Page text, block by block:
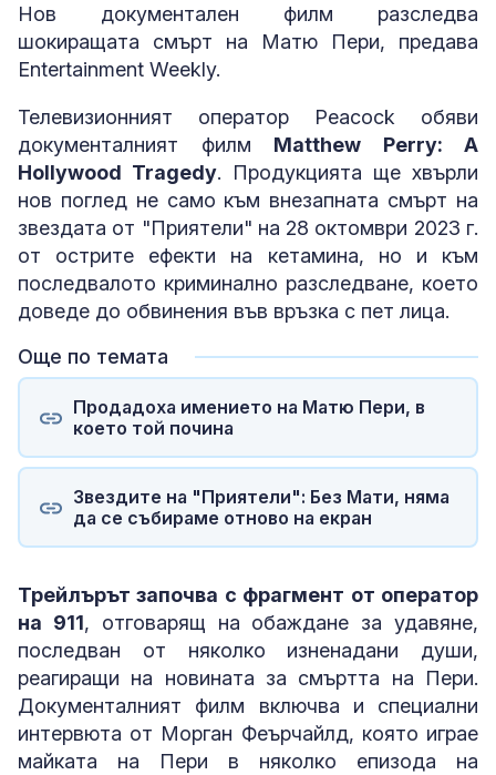
Нов документален филм разследва
шокиращата смърт на Матю Пери, предава
Entertainment Weekly.
Телевизионният оператор Peacock обяви
документалният филм Matthew Perry: A
Hollywood Tragedy. Продукцията ще хвърли
нов поглед не само към внезапната смърт на
звездата от "Приятели" на 28 октомври 2023 г.
от острите ефекти на кетамина, но и към
последвалото криминално разследване, което
доведе до обвинения във връзка с пет лица.
Още по темата
Продадоха имението на Матю Пери, в
което той почина
Звездите на "Приятели": Без Мати, няма
да се събираме отново на екран
Трейлърът започва с фрагмент от оператор
на 911, отговарящ на обаждане за удавяне,
последван от няколко изненадани души,
реагиращи на новината за смъртта на Пери.
Документалният филм включва и специални
интервюта от Морган Феърчайлд, която играе
майката на Пери в няколко епизода на